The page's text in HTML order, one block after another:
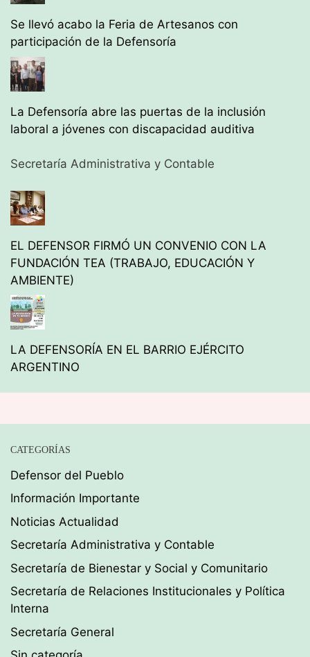
Se llevó acabo la Feria de Artesanos con
participación de la Defensoría
La Defensoría abre las puertas de la inclusión
laboral a jóvenes con discapacidad auditiva
Secretaría Administrativa y Contable
EL DEFENSOR FIRMÓ UN CONVENIO CON LA
FUNDACIÓN TEA (TRABAJO, EDUCACIÓN Y
AMBIENTE)
LA DEFENSORÍA EN EL BARRIO EJÉRCITO
ARGENTINO
CATEGORÍAS
Defensor del Pueblo
Información Importante
Noticias Actualidad
Secretaría Administrativa y Contable
Secretaría de Bienestar y Social y Comunitario
Secretaría de Relaciones Institucionales y Política
Interna
Secretaría General